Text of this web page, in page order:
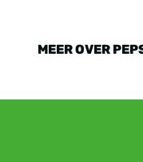
MEER OVER